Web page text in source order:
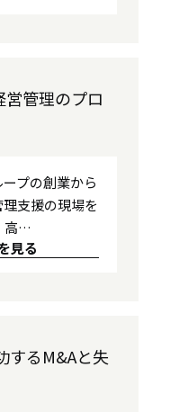
管理のプロ
プの創業から
支援の現場を
高…
見る
するM&Aと失